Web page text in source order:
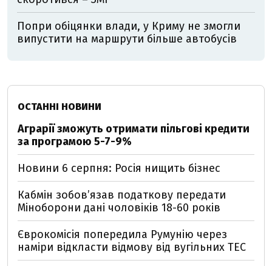
Попри обіцянки влади, у Криму не змогли
випустити на маршрути більше автобусів
ОСТАННІ НОВИНИ
Аграрії зможуть отримати пільгові кредити
за програмою 5-7-9%
Новини 6 серпня: Росія нищить бізнес
Кабмін зобовʼязав податкову передати
Міноборони дані чоловіків 18-60 років
Єврокомісія попередила Румунію через
наміри відкласти відмову від вугільних ТЕС